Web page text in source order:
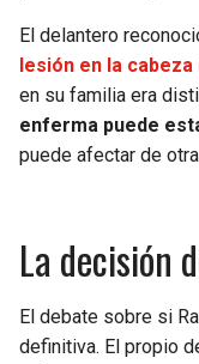
El delantero
lesión en la
en su familia era
enferma puede
puede afectar de
La decisión
El debate sobre si
definitiva. El propio